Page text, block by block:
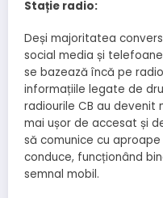
Stație radio:
Deși majoritatea
social media și
se bazează încă pe
informațiile legate de
radiourile CB au devenit
mai ușor de accesat și
să comunice cu
conduce, funcționând
semnal mobil.